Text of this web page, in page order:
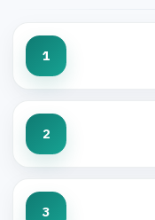
1
2
3